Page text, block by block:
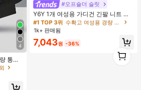
4
통기
용 스
#오프숄더 슬릿
Y6Y 1개 여성용 가디건 긴팔 니트 크
롭 재킷, 신축성 좋고 가벼움, 캐미솔
과 레이어드하기 좋음 봄 레드
#1 TOP 3위
거의 매진!
#1 TOP 3위
수확고 여성용 경량 재킷
거의 매진!
#1 TOP 3위
수확고 여성용 경량 재킷
거의 매진!
#1 TOP 3위
거의 매진!
1k+ 판매됨
7,043원 -36%